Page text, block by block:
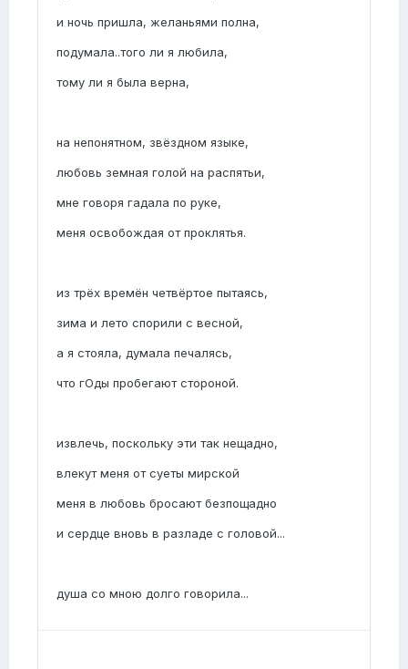
и ночь пришла, желаньями полна,
подумала..того ли я любила,
тому ли я была верна,
на непонятном, звёздном языке,
любовь земная голой на распятьи,
мне говоря гадала по руке,
меня освобождая от проклятья.
из трёх времён четвёртое пытаясь,
зима и лето спорили с весной,
а я стояла, думала печалясь,
что гОды пробегают стороной.
извлечь, поскольку эти так нещадно,
влекут меня от суеты мирской
меня в любовь бросают безпощадно
и сердце вновь в разладе с головой...
душа со мною долго говорила...